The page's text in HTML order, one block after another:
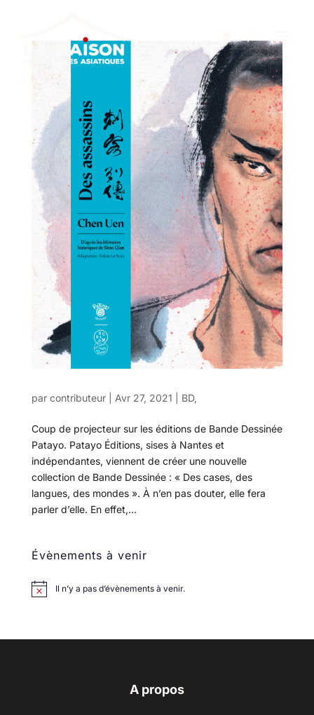
par contributeur| Avr 27, 2021 BD,
Coup de projecteur sur les éditions de Bande Dessinée
Patayo. Patayo Éditions, sises à Nantes et
indépendantes, viennent de créer une nouvelle
collection de Bande Dessinée : « Des cases, des
langues, des mondes ». À n’en pas douter, elle fera
parler d’elle. En effet,...
Évènements à venir
Il n’y a pas d’évènements à venir.
A propos